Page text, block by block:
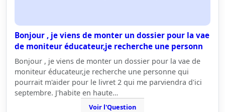
Bonjour , je viens de monter un dossier pour la vae
de moniteur éducateur,je recherche une personn
Bonjour , je viens de monter un dossier pour la vae de
moniteur éducateur,je recherche une personne qui
pourrait m'aider pour le livret 2 qui me parviendra d'ici
septembre. J'habite en haute…
Voir l'Question